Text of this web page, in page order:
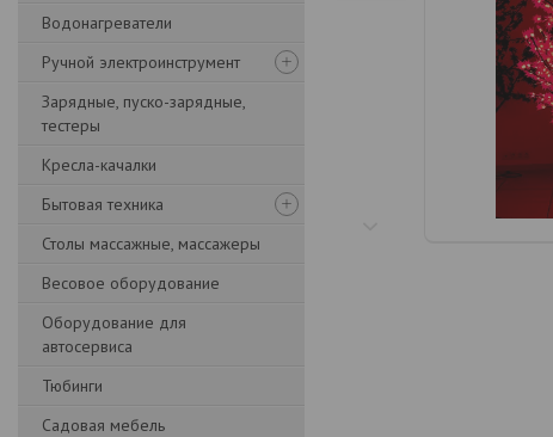
Водонагреватели
Ручной электроинструмент
Зарядные, пуско-зарядные,
тестеры
Кресла-качалки
Бытовая техника
Столы массажные, массажеры
Весовое оборудование
Оборудование для
автосервиса
Тюбинги
Садовая мебель